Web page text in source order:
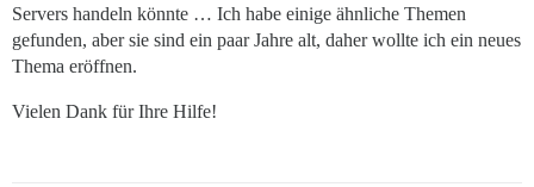
Servers handeln könnte … Ich habe einige ähnliche Themen
gefunden, aber sie sind ein paar Jahre alt, daher wollte ich ein neues
Thema eröffnen.
Vielen Dank für Ihre Hilfe!